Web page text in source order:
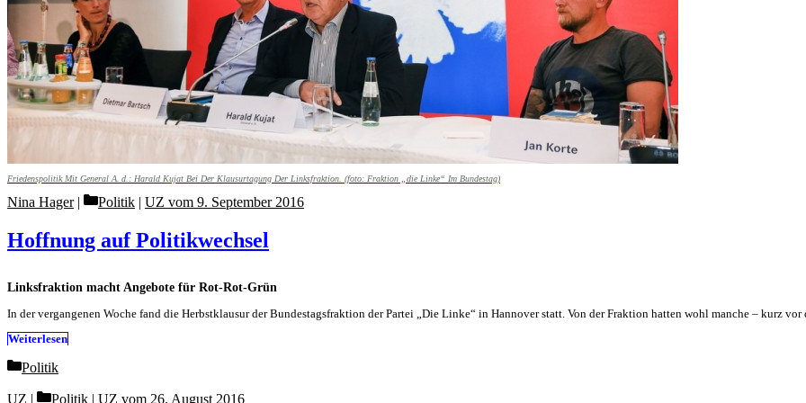
Friedenspolitik Mit General A. d.: Harald Kujat Bei Der Klausurtagung Der Linksfraktion. (foto: Fraktion „die Linke“ Im Bundestag)
Linksfraktion macht Angebote für Rot-Rot-Grün
Hoffnung auf Politikwechsel
Nina Hager Categories
Politik | UZ vom 9. September 2016
In der vergangenen Woche fand die Herbstklausur der Bundestagsfraktion der Partei „Die Linke“ in Hannover statt. Von der Fraktion hatten wohl manche – kurz
Weiterlesen
Categories
Politik
UZ Categories
Politik | UZ vom 26. August 2016